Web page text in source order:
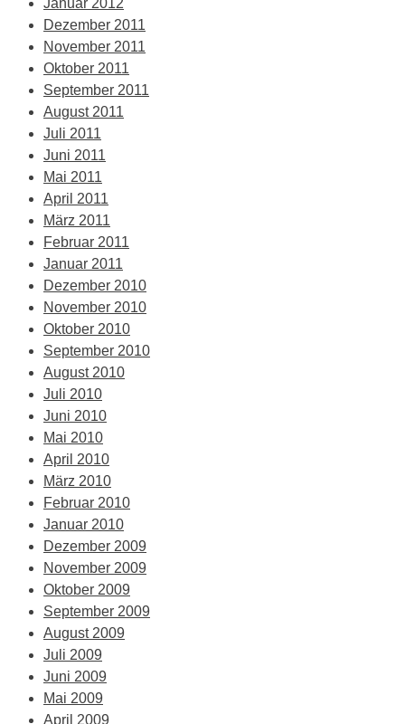
Januar 2012
Dezember 2011
November 2011
Oktober 2011
September 2011
August 2011
Juli 2011
Juni 2011
Mai 2011
April 2011
März 2011
Februar 2011
Januar 2011
Dezember 2010
November 2010
Oktober 2010
September 2010
August 2010
Juli 2010
Juni 2010
Mai 2010
April 2010
März 2010
Februar 2010
Januar 2010
Dezember 2009
November 2009
Oktober 2009
September 2009
August 2009
Juli 2009
Juni 2009
Mai 2009
April 2009